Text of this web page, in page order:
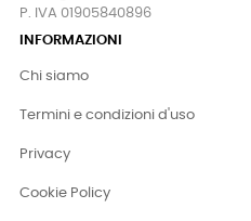
P. IVA 01905840896
INFORMAZIONI
Chi siamo
Termini e condizioni d'uso
Privacy
Cookie Policy